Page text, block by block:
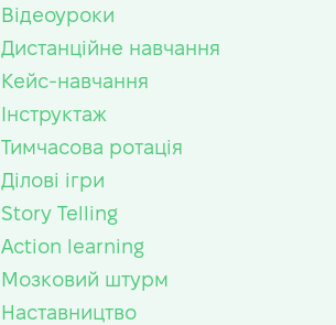
Відеоуроки
Дистанційне навчання
Кейс-навчання
Інструктаж
Тимчасова ротація
Ділові ігри
Story Telling
Action learning
Мозковий штурм
Наставництво